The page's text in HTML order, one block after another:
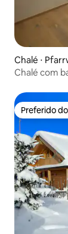
Chalé ⋅
Chalé com
Preferido
Preferido